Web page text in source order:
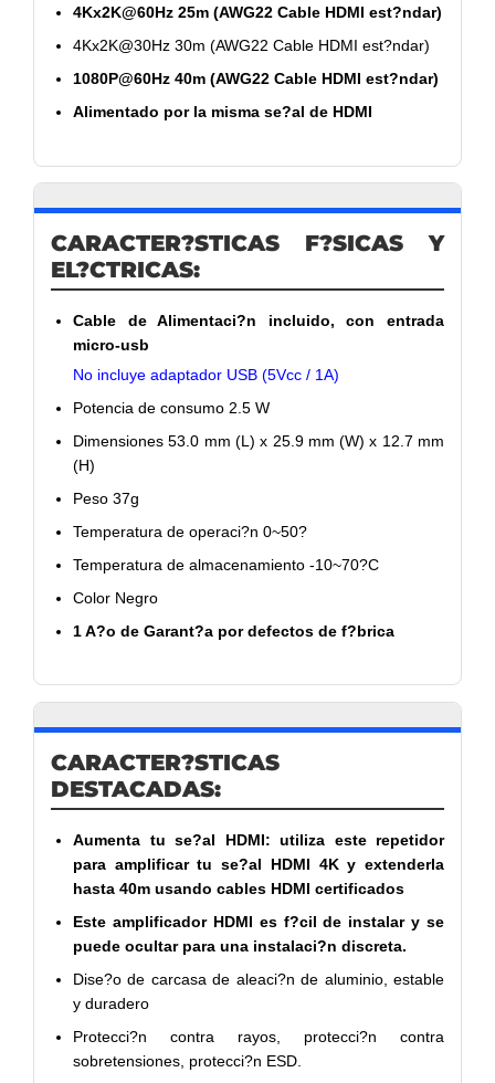
4Kx2K@60Hz 25m (AWG22 Cable HDMI est?ndar)
4Kx2K@30Hz 30m (AWG22 Cable HDMI est?ndar)
1080P@60Hz 40m (AWG22 Cable HDMI est?ndar)
Alimentado por la misma se?al de HDMI
CARACTER?STICAS F?SICAS Y
EL?CTRICAS:
Cable de Alimentaci?n incluido, con entrada
micro-usb
No incluye adaptador USB (5Vcc / 1A)
Potencia de consumo 2.5 W
Dimensiones 53.0 mm (L) x 25.9 mm (W) x 12.7 mm
(H)
Peso 37g
Temperatura de operaci?n 0~50?
Temperatura de almacenamiento -10~70?C
Color Negro
1 A?o de Garant?a por defectos de f?brica
CARACTER?STICAS
DESTACADAS:
Aumenta tu se?al HDMI: utiliza este repetidor
para amplificar tu se?al HDMI 4K y extenderla
hasta 40m usando cables HDMI certificados
Este amplificador HDMI es f?cil de instalar y se
puede ocultar para una instalaci?n discreta.
Dise?o de carcasa de aleaci?n de aluminio, estable
y duradero
Protecci?n contra rayos, protecci?n contra
sobretensiones, protecci?n ESD.